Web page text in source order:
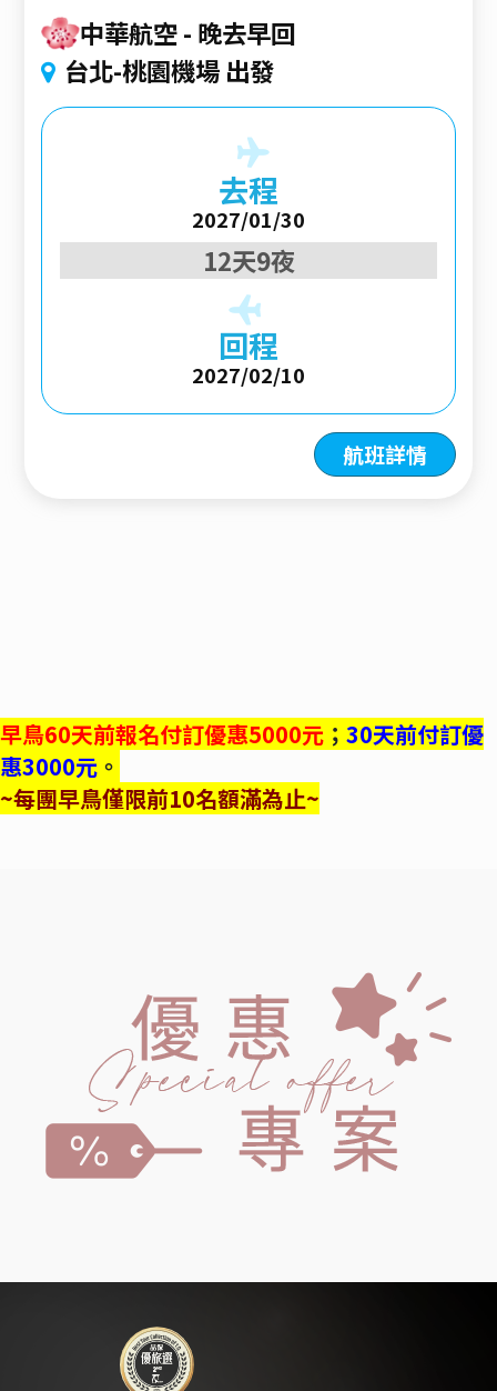
中華航空 晚去早回
台北-桃園機場 出發
去程
2027/01/30
12天9夜
回程
2027/02/10
航班詳情
早鳥60天前報名付訂優惠5000元 ； 30天前付訂優
惠3000元 。
~每團早鳥僅限前10名額滿為止~